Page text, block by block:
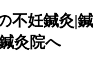
不妊鍼灸|鍼
灸院へ